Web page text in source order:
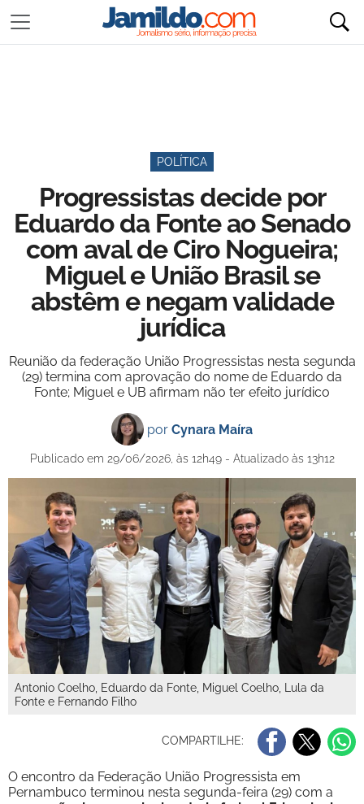
POLÍTICA
Progressistas decide por
Eduardo da Fonte ao Senado
com aval de Ciro Nogueira;
Miguel e União Brasil se
abstêm e negam validade
jurídica
Reunião da federação União Progressistas nesta segunda
(29) termina com aprovação do nome de Eduardo da
Fonte; Miguel e UB afirmam não ter efeito jurídico
por Cynara Maíra
Publicado em 29/06/2026, às 12h49 - Atualizado às 13h12
Antonio Coelho, Eduardo da Fonte, Miguel Coelho, Lula da
Fonte e Fernando Filho
COMPARTILHE:
O encontro da Federação União Progressista em
Pernambuco terminou nesta segunda-feira (29) com a